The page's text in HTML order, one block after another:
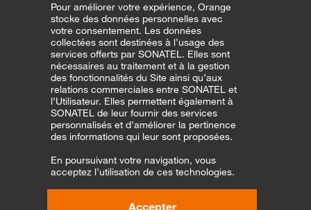
Pour améliorer votre expérience, Orange
stocke des données personnelles avec
votre consentement. Les données
collectées sont destinées à l’usage des
services offerts par SONATEL. Elles sont
nécessaires au traitement et à la gestion
des fonctionnalités du Site ainsi qu’aux
relations commerciales entre SONATEL et
l’Utilisateur. Elles permettent également à
SONATEL de leur fournir des services
personnalisés et d’améliorer la pertinence
des informations qui leur sont proposées.
En poursuivant votre navigation, vous
acceptez l’utilisation de ces technologies.
Accepter
Traitement erreurs de vente SEDDO
Couverture Réseau
CGU Transfert Bonus
CGU Orange Money Partenaires
Entreprises
CGV pour la vente seddo
CGU Application Orange Money